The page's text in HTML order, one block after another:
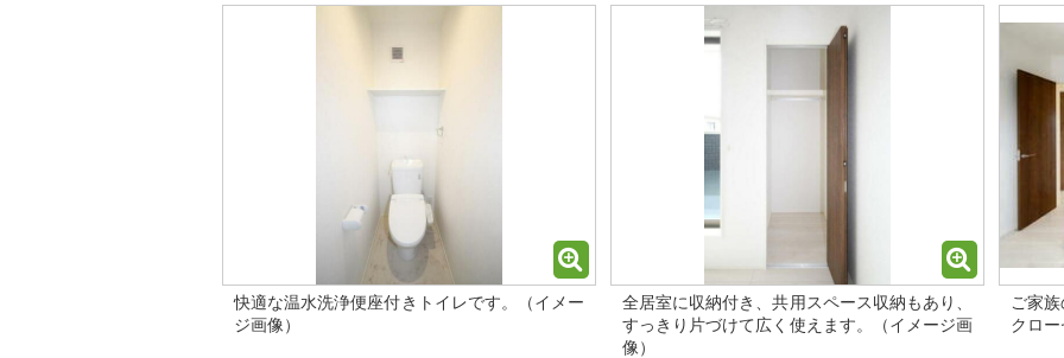
快適な温水洗浄便座付きトイレです。（イメー
ジ画像）
全居室に収納付き、共用スペース収納もあり、
すっきり片づけて広く使えます。（イメージ画
像）
ご家
クロー